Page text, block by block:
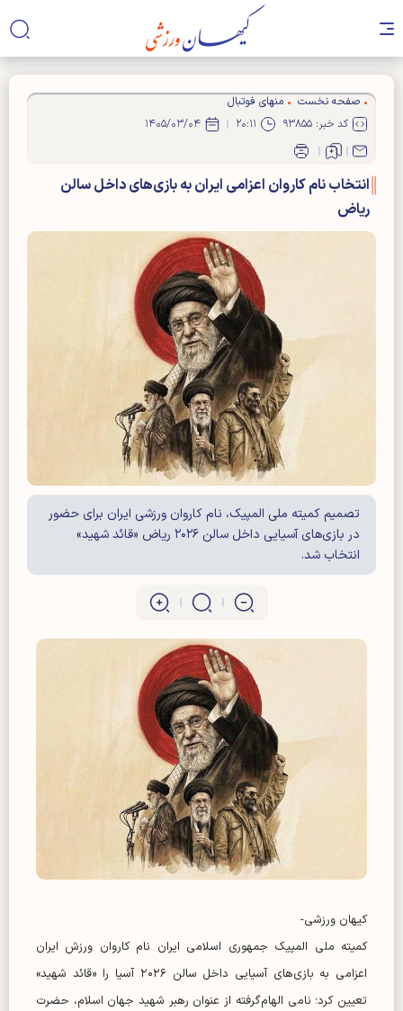
صفحه نخست
منهای فوتبال
کد خبر: ۹۳۸۵۵
۲۰:۱۱ ۱۴۰۵/۰۳/۰۴
انتخاب نام کاروان اعزامی ایران به بازی‌های داخل سالن
ریاض
تصمیم کمیته ملی المپیک، نام کاروان ورزشی ایران برای حضور
در بازی‌های آسیایی داخل سالن ۲۰۲۶ ریاض «قائد شهید»
انتخاب شد.
کیهان ورزشی-
کمیته ملی المپیک جمهوری اسلامی ایران نام کاروان ورزش ایران
اعزامی به بازی‌های آسیایی داخل سالن ۲۰۲۶ آسیا را «قائد شهید»
تعیین کرد؛ نامی الهام‌گرفته از عنوان رهبر شهید جهان اسلام، حضرت